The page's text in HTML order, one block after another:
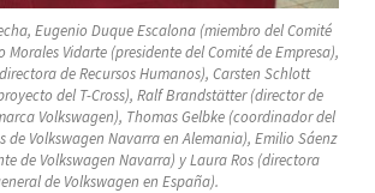
Eugenio Duque Escalona (miembro del Comité
Morales Vidarte (presidente del Comité de Empresa),
de Recursos Humanos), Carsten Schlott
del T-Cross), Ralf Brandstätter (director de
Volkswagen), Thomas Gelbke (coordinador del
de Volkswagen Navarra en Alemania), Emilio Sáenz
de Volkswagen Navarra) y Laura Ros (directora
de Volkswagen en España).